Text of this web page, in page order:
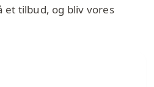
et tilbud, og bliv vores